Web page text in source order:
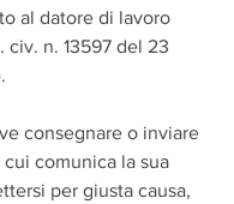
al datore di lavoro
civ. n. 13597 del 23
consegnare o inviare
comunica la sua
per giusta causa,